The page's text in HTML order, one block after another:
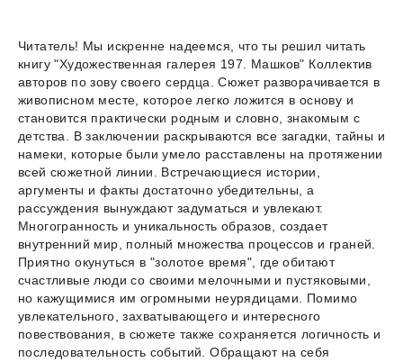
Читатель! Мы искренне надеемся, что ты решил читать
книгу "Художественная галерея 197. Машков" Коллектив
авторов по зову своего сердца. Сюжет разворачивается в
живописном месте, которое легко ложится в основу и
становится практически родным и словно, знакомым с
детства. В заключении раскрываются все загадки, тайны и
намеки, которые были умело расставлены на протяжении
всей сюжетной линии. Встречающиеся истории,
аргументы и факты достаточно убедительны, а
рассуждения вынуждают задуматься и увлекают.
Многогранность и уникальность образов, создает
внутренний мир, полный множества процессов и граней.
Приятно окунуться в "золотое время", где обитают
счастливые люди со своими мелочными и пустяковыми,
но кажущимися им огромными неурядицами. Помимо
увлекательного, захватывающего и интересного
повествования, в сюжете также сохраняется логичность и
последовательность событий. Обращают на себя